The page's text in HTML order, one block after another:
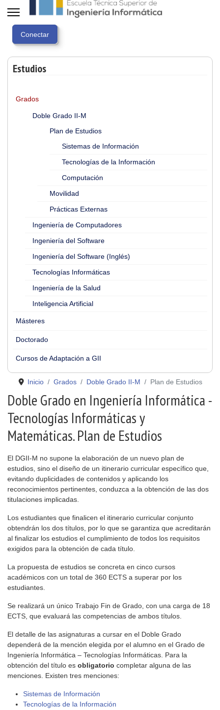
Estudios
Grados
Doble Grado II-M
Plan de Estudios
Sistemas de Información
Tecnologías de la Información
Computación
Movilidad
Prácticas Externas
Ingeniería de Computadores
Ingeniería del Software
Ingeniería del Software (Inglés)
Tecnologías Informáticas
Ingeniería de la Salud
Inteligencia Artificial
Másteres
Doctorado
Cursos de Adaptación a GII
Inicio Grados Doble Grado II-M Plan de Estudios
Doble Grado en Ingeniería Informática -
Tecnologías Informáticas y
Matemáticas. Plan de Estudios
El DGII-M no supone la elaboración de un nuevo plan de
estudios, sino el diseño de un itinerario curricular específico que,
evitando duplicidades de contenidos y aplicando los
reconocimientos pertinentes, conduzca a la obtención de las dos
titulaciones implicadas.
Los estudiantes que finalicen el itinerario curricular conjunto
obtendrán los dos títulos, por lo que se garantiza que acreditarán
al finalizar los estudios el cumplimiento de todos los requisitos
exigidos para la obtención de cada título.
La propuesta de estudios se concreta en cinco cursos
académicos con un total de 360 ECTS a superar por los
estudiantes.
Se realizará un único Trabajo Fin de Grado, con una carga de 18
ECTS, que evaluará las competencias de ambos títulos.
El detalle de las asignaturas a cursar en el Doble Grado
dependerá de la mención elegida por el alumno en el Grado de
Ingeniería Informática – Tecnologías Informáticas. Para la
obtención del título es obligatorio completar alguna de las
menciones. Existen tres menciones:
Sistemas de Información
Tecnologías de la Información